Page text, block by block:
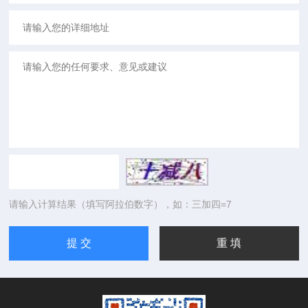
请输入计算结果（填写阿拉伯数字），如：三加四=7